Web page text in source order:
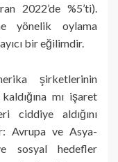
2022’de %5’ti).
yönelik oylama
bir eğilimdir.
şirketlerinin
mı işaret
ciddiye aldığını
Avrupa ve Asya-
sosyal hedefler